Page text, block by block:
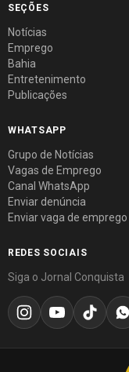
SEÇÕES
Notícias
Emprego
Bahia
Entretenimento
Publicações
WHATSAPP
Grupo de Notícias
Vagas de Emprego
Canal WhatsApp
Enviar denúncia
Enviar vaga de emprego
REDES SOCIAIS
Siga o Jornal Conquista